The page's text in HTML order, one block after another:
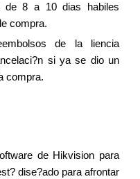
de 8 a 10 dias habiles
compra.
de la liencia
si ya se dio un
compra.
de Hikvision para
dise?ado para afrontar